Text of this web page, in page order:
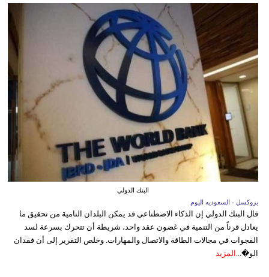
البنك الدولي
بروكسل - السعوديه اليوم
قال البنك الدولي إن الذكاء الاصطناعي قد يمكن البلدان النامية من تحقيق ما
يعادل قرناً من التنمية في غضون عقد واحد، شريطة أن تتحرك بسرعة لسد
الفجوات في مجالات الطاقة والاتصال والمهارات. وخلص التقرير إلى أن فقدان
الو�... المزيد